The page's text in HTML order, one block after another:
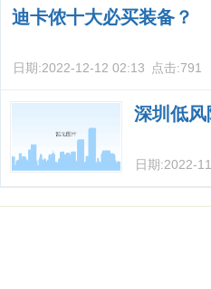
迪卡侬十大必买装备？
日期:2022-12-12 02:13 点击:791
深圳低
日期:2022-